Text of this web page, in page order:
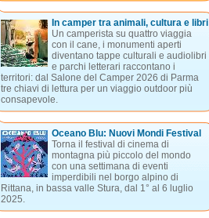
In camper tra animali, cultura e libri
Un camperista su quattro viaggia
con il cane, i monumenti aperti
diventano tappe culturali e audiolibri
e parchi letterari raccontano i
territori: dal Salone del Camper 2026 di Parma
tre chiavi di lettura per un viaggio outdoor più
consapevole.
Oceano Blu: Nuovi Mondi Festival
Torna il festival di cinema di
montagna più piccolo del mondo
con una settimana di eventi
imperdibili nel borgo alpino di
Rittana, in bassa valle Stura, dal 1° al 6 luglio
2025.